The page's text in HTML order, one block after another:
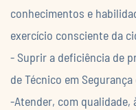
conhecimentos e
exercício consciente da
- Suprir a deficiência de
de Técnico em
-Atender, com qualidade,